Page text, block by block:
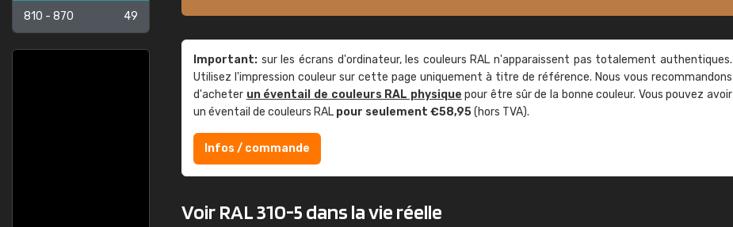
810 - 870 49
Important: sur les écrans d'ordinateur, les couleurs RAL n'apparaissent pas totalement authentiques.
Utilisez l'impression couleur sur cette page uniquement à titre de référence. Nous vous recommandons
d'acheter un éventail de couleurs RAL physique pour être sûr de la bonne couleur. Vous pouvez avoir
un éventail de couleurs RAL pour seulement €58,95(hors TVA).
Infos / commande
Voir RAL 310-5 dans la vie réelle